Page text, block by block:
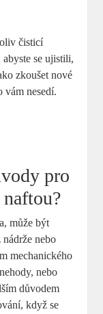
čisticí
se ujistili,
zkoušet nové
vám nesedí.
pro
může být
nebo
mechanického
nebo
důvodem
když se